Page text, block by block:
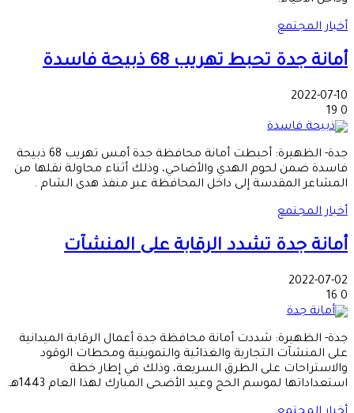
أخبار المجتمع
أمانة جدة تحبط تهريب 68 ذبيحة فاسدة
2022-07-10
0
جدة- الظهيرة: أحبطت أمانة محافظة جدة أمس تهريب 68 ذبيحة
فاسدة ضمن لحوم الهدي والأضاحي، وذلك أثناء محاولة نقلها من
المشاعر المقدسة إلى داخل المحافظة عبر منفذ هدى الشام .
أخبار المجتمع
أمانة جدة تشدد الرقابة على المنشآت
2022-07-02
0
جدة- الظهيرة: شددت أمانة محافظة جدة أعمال الرقابة الميدانية
على المنشآت التجارية والغذائية والتموينية ومحطات الوقود
والاستراحات على الطرق السريعة، وذلك في إطار خطة
استعداداتها لموسم الحج وعيد الأضحى المبارك لهذا العام 1443هـ.